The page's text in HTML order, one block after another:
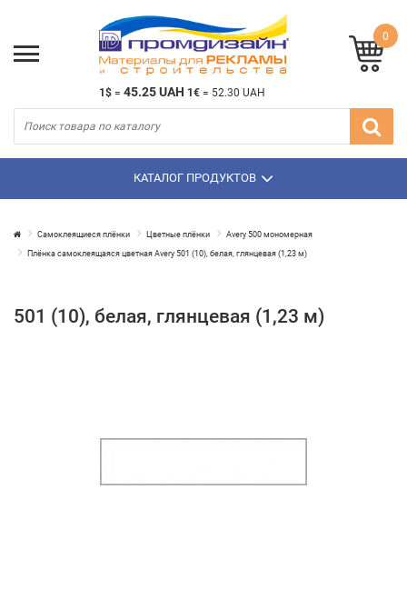
1$ = 45.25 UAH 1€ = 52.30 UAH
0
КАТАЛОГ ПРОДУКТОВ
Самоклеящиеся плёнки Цветные плёнки Avery 500 мономерная
Плёнка самоклеящаяся цветная Avery 501 (10), белая, глянцевая (1,23 м)
501 (10), белая, глянцевая (1,23 м)